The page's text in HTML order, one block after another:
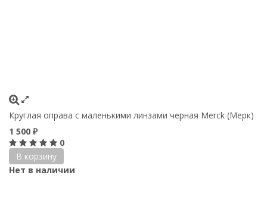
Круглая оправа с маленькими линзами черная Merck (Мерк)
1 500 ₽
0
В корзину
Нет в наличии